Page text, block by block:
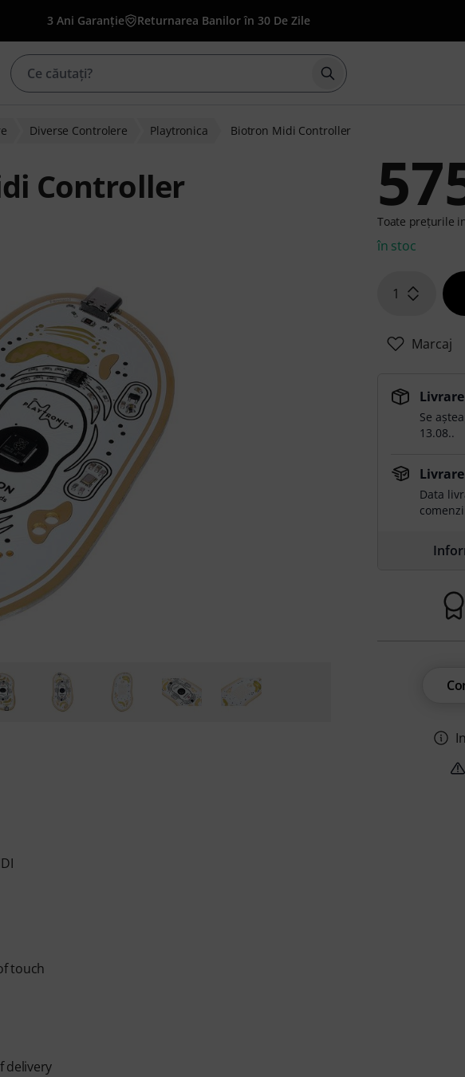
3 Ani Garanție Returnarea Banilor în 30 De Zile
Începeți căutarea cu
Diverse Controlere Playtronica Biotron Midi Controller
Controller
touch
delivery
Toate prețurile
în stoc
1
Marcaj
Se
13.08..
Data